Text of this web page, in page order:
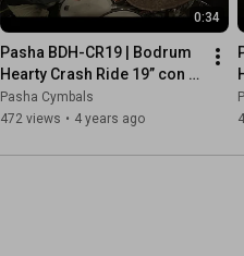
0:34
Pasha BDH-CR19 | Bodrum
Hearty Crash Ride 19” con
rivetti - Demo Video Sample
| Pasha Cymbals
Pasha Cymbals
472 views • 4 years ago